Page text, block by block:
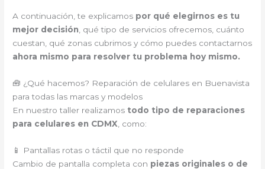
A continuación, te explicamos por qué elegirnos es tu
mejor decisión , qué tipo de servicios ofrecemos, cuánto
cuestan, qué zonas cubrimos y cómo puedes contactarnos
ahora mismo para resolver tu problema hoy mismo.
🧰 ¿Qué hacemos? Reparación de celulares en Buenavista
para todas las marcas y modelos
En nuestro taller realizamos todo tipo de reparaciones
para celulares en CDMX , como:
📱 Pantallas rotas o táctil que no responde
Cambio de pantalla completa con piezas originales o de